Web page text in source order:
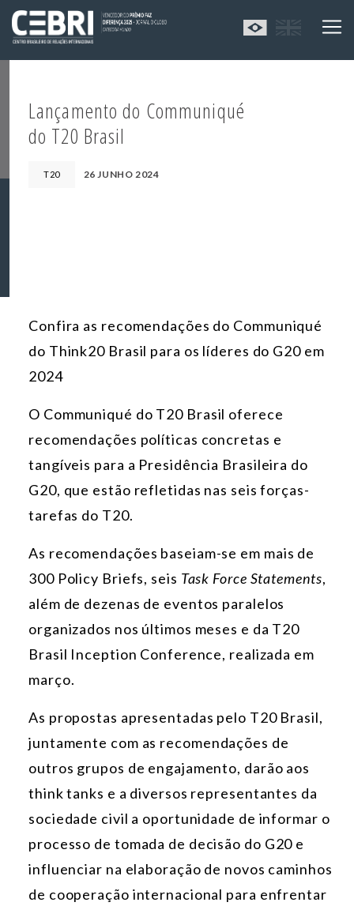
Lançamento do Communiqué
do T20 Brasil
T20 26 JUNHO 2024
Confira as recomendações do Communiqué
do Think20 Brasil para os líderes do G20 em
2024
O Communiqué do T20 Brasil oferece
recomendações políticas concretas e
tangíveis para a Presidência Brasileira do
G20, que estão refletidas nas seis forças-
tarefas do T20.
As recomendações baseiam-se em mais de
300 Policy Briefs, seis Task Force Statements,
além de dezenas de eventos paralelos
organizados nos últimos meses e da T20
Brasil Inception Conference, realizada em
março.
As propostas apresentadas pelo T20 Brasil,
juntamente com as recomendações de
outros grupos de engajamento, darão aos
think tanks e a diversos representantes da
sociedade civil a oportunidade de informar o
processo de tomada de decisão do G20 e
influenciar na elaboração de novos caminhos
de cooperação internacional para enfrentar